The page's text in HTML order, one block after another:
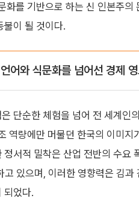
화를 기반으로 하는 신 인본주
불이 될 것이다.
어와 식문화를 넘어선 경제
단순한 체험을 넘어 전 세계인
량에만 머물던 한국의 이미지
서적 밀착은 산업 전반의 수요
있으며, 이러한 영향력은 김
되었다.